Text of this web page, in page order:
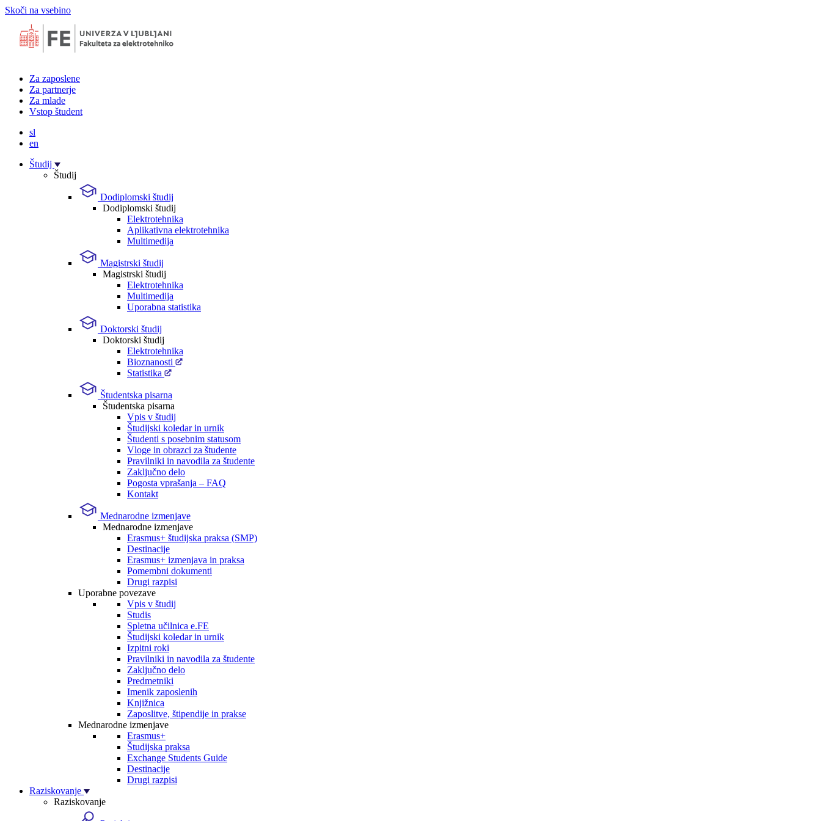
Skoči na vsebino
Za zaposlene
Za partnerje
Za mlade
Vstop študent
sl
en
Študij
Študij
Dodiplomski študij
Dodiplomski študij
Elektrotehnika
Aplikativna elektrotehnika
Multimedija
Magistrski študij
Magistrski študij
Elektrotehnika
Multimedija
Uporabna statistika
Doktorski študij
Doktorski študij
Elektrotehnika
Bioznanosti
Statistika
Študentska pisarna
Študentska pisarna
Vpis v študij
Študijski koledar in urnik
Študenti s posebnim statusom
Vloge in obrazci za študente
Pravilniki in navodila za študente
Zaključno delo
Pogosta vprašanja – FAQ
Kontakt
Mednarodne izmenjave
Mednarodne izmenjave
Erasmus+ študijska praksa (SMP)
Destinacije
Erasmus+ izmenjava in praksa
Pomembni dokumenti
Drugi razpisi
Uporabne povezave
Vpis v študij
Studis
Spletna učilnica e.FE
Študijski koledar in urnik
Izpitni roki
Pravilniki in navodila za študente
Zaključno delo
Predmetniki
Imenik zaposlenih
Knjižnica
Zaposlitve, štipendije in prakse
Mednarodne izmenjave
Erasmus+
Študijska praksa
Exchange Students Guide
Destinacije
Drugi razpisi
Raziskovanje
Raziskovanje